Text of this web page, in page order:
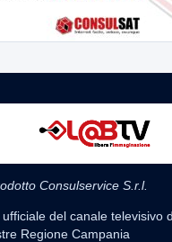
Consulservice S.r.l.
del canale televisivo
Regione Campania